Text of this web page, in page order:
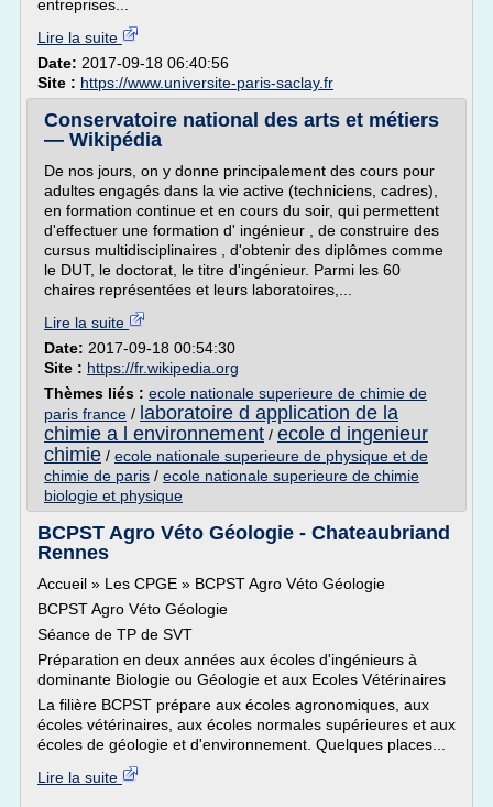
entreprises...
Lire la suite
Date: 2017-09-18 06:40:56
Site : https://www.universite-paris-saclay.fr
Conservatoire national des arts et métiers
— Wikipédia
De nos jours, on y donne principalement des cours pour
adultes engagés dans la vie active (techniciens, cadres),
en formation continue et en cours du soir, qui permettent
d'effectuer une formation d' ingénieur , de construire des
cursus multidisciplinaires , d'obtenir des diplômes comme
le DUT, le doctorat, le titre d'ingénieur. Parmi les 60
chaires représentées et leurs laboratoires,...
Lire la suite
Date: 2017-09-18 00:54:30
Site : https://fr.wikipedia.org
Thèmes liés : ecole nationale superieure de chimie de
paris france / laboratoire d application de la
chimie a l environnement / ecole d ingenieur
chimie / ecole nationale superieure de physique et de
chimie de paris / ecole nationale superieure de chimie
biologie et physique
BCPST Agro Véto Géologie - Chateaubriand
Rennes
Accueil » Les CPGE » BCPST Agro Véto Géologie
BCPST Agro Véto Géologie
Séance de TP de SVT
Préparation en deux années aux écoles d'ingénieurs à
dominante Biologie ou Géologie et aux Ecoles Vétérinaires
La filière BCPST prépare aux écoles agronomiques, aux
écoles vétérinaires, aux écoles normales supérieures et aux
écoles de géologie et d'environnement. Quelques places...
Lire la suite